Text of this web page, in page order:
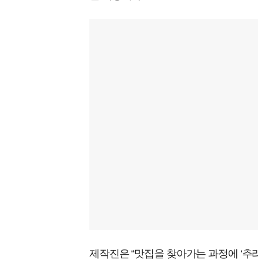
제작진은 “맛집을 찾아가는 과정에 ‘